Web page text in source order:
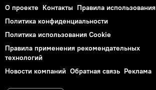
О проекте Контакты Правила использования
Политика конфиденциальности
Политика использования Cookie
Правила применения рекомендательных
технологий
Новости компаний Обратная связь Реклама